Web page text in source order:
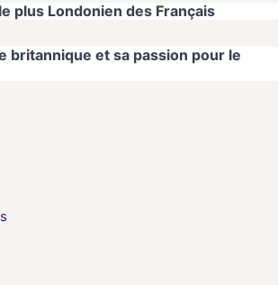
plus Londonien des Français
britannique et sa passion pour le